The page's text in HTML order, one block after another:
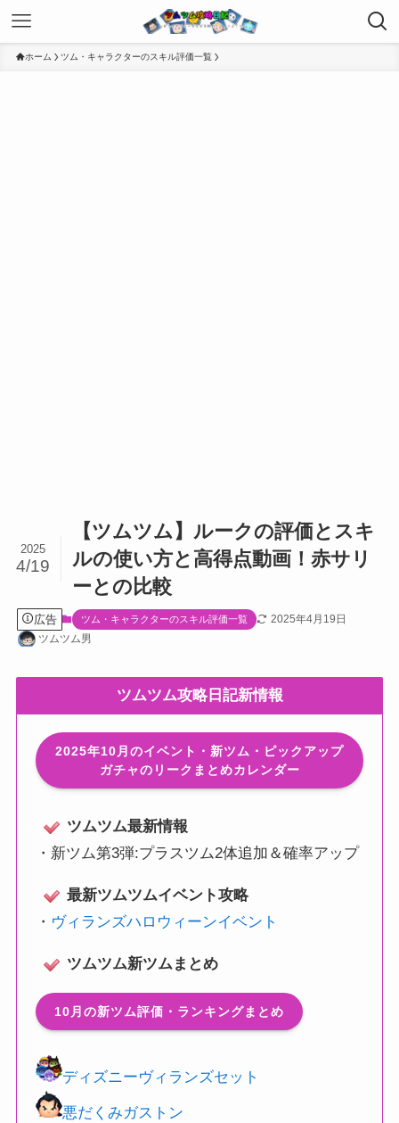
ホーム ツム・キャラクターのスキル評価一覧
【ツムツム】ルークの評価とスキ
ルの使い方と高得点動画！赤サリ
ーとの比較
2025
4/19
広告 ツム・キャラクターのスキル評価一覧
2025年4月19日
ツムツム男
ツムツム攻略日記新情報
2025年10月のイベント・新ツム・ピックアップ
ガチャのリークまとめカレンダー
ツムツム最新情報
・ 新ツム第3弾:プラスツム2体追加＆確率アップ
最新ツムツムイベント攻略
・ ヴィランズハロウィーンイベント
ツムツム新ツムまとめ
10月の新ツム評価・ランキングまとめ
ディズニーヴィランズセット
悪だくみガストン